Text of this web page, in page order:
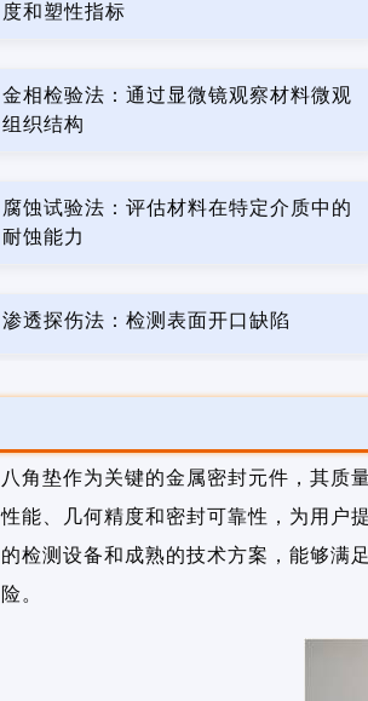
度和塑性指标
金相检验法：通过显微镜观察材料微观
组织结构
腐蚀试验法：评估材料在特定介质中的
耐蚀能力
渗透探伤法：检测表面开口缺陷
八角垫作为关键的金属密封元件，其质
性能、几何精度和密封可靠性，为用户
的检测设备和成熟的技术方案，能够满
险。